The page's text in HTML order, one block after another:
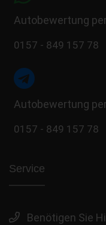
Autobewertung
0157 - 849 157 78
Autobewertung
0157 - 849 157 78
Service
Benötigen Sie